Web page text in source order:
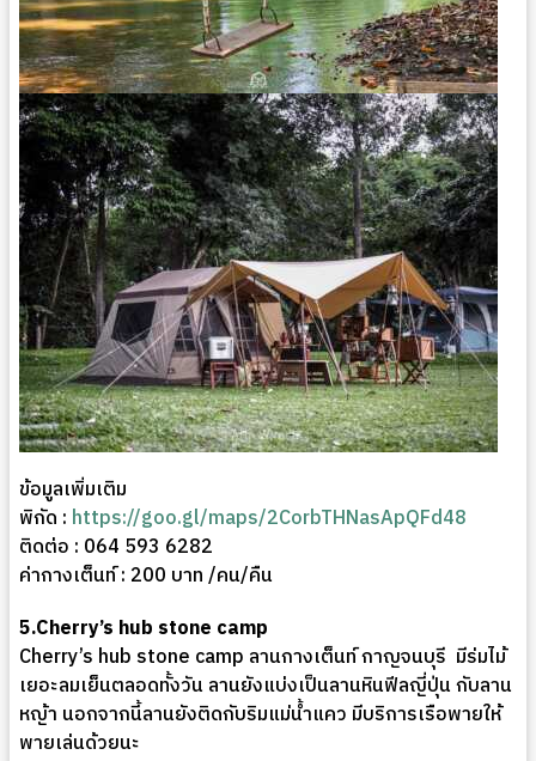
ข้อมูลเพิ่มเติม
พิกัด : https://goo.gl/maps/2CorbTHNasApQFd48
ติดต่อ : 064 593 6282
ค่ากางเต็นท์ : 200 บาท /คน/คืน
5.Cherry’s hub stone camp
Cherry’s hub stone camp ลานกางเต็นท์ กาญจนบุรี มีร่มไม้
เยอะลมเย็นตลอดทั้งวัน ลานยังแบ่งเป็นลานหินฟีลญี่ปุ่น กับลาน
หญ้า นอกจากนี้ลานยังติดกับริมแม่น้ำแคว มีบริการเรือพายให้
พายเล่นด้วยนะ